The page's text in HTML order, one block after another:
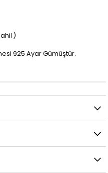
)
925 Ayar Gümüştür.